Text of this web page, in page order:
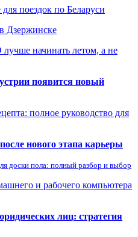
поездок по Беларуси
Дзержинске
начинать летом, а не
появится новый
полное руководство для
нового этапа карьеры
доски пола: полный разбор и выбор
и рабочего компьютера
лиц: стратегия